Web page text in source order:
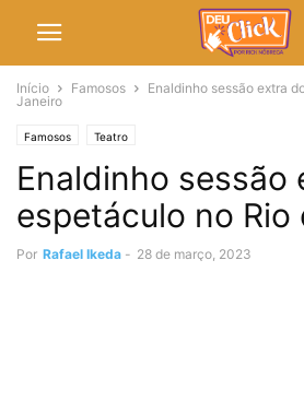
Início Famosos
Enaldinho sessão extra
Janeiro
Famosos Teatro
Enaldinho sessão
espetáculo no Rio
Por Rafael Ikeda - 28 de março, 2023